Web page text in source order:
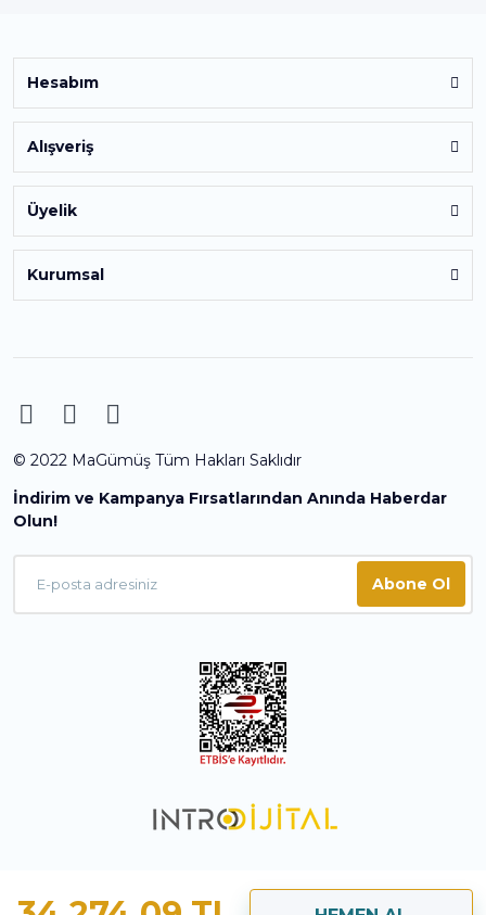
Hesabım
Alışveriş
Üyelik
Kurumsal
© 2022 MaGümüş Tüm Hakları Saklıdır
İndirim ve Kampanya Fırsatlarından Anında Haberdar
Olun!
Abone Ol